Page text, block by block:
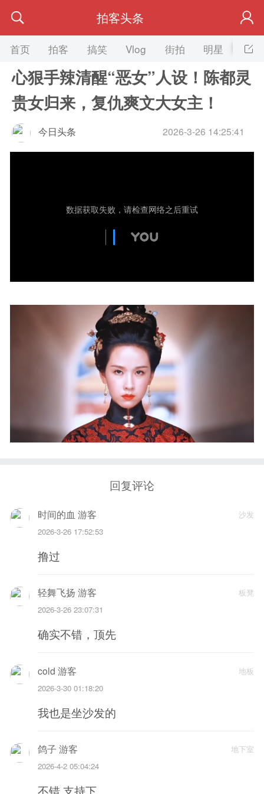
拍客头条
首页 拍客 搞笑 Vlog 街拍 明星 美女
心狠手辣清醒“恶女”人设！陈都灵
贵女归来，复仇爽文大女主！
今日头条 2026-3-26 14:25:41
回复评论
沙发
时间的血 游客
2026-3-26 17:52:53
撸过
板凳
轻舞飞扬 游客
2026-3-26 23:07:31
确实不错，顶先
地板
cold 游客
2026-3-30 01:18:20
我也是坐沙发的
地下室
鸽子 游客
2026-4-2 05:04:24
不错 支持下